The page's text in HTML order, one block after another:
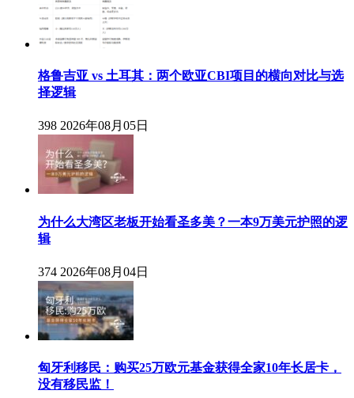
格鲁吉亚 vs 土耳其：两个欧亚CBI项目的横向对比与选
择逻辑
398 2026年08月05日
为什么大湾区老板开始看圣多美？一本9万美元护照的逻
辑
374 2026年08月04日
匈牙利移民：购买25万欧元基金获得全家10年长居卡，
没有移民监！